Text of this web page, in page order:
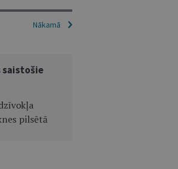
Nākamā
saistošie
pilsētā